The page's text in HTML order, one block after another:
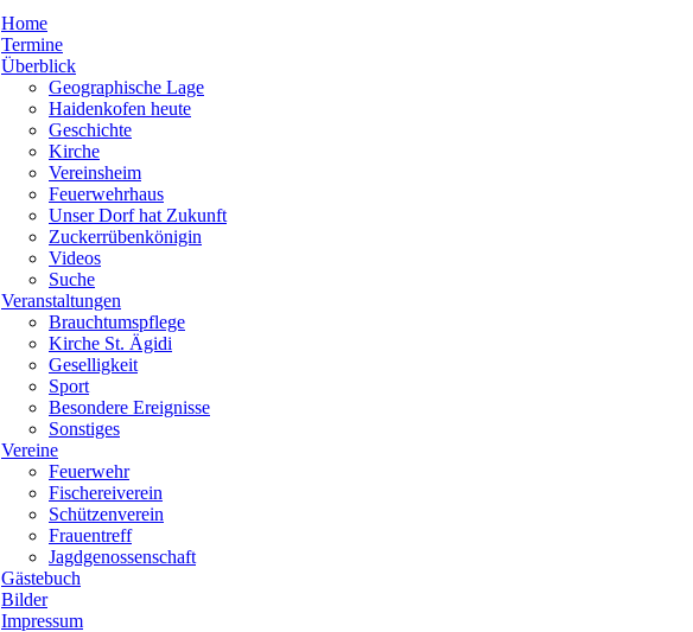
Home
Termine
Überblick
Geographische Lage
Haidenkofen heute
Geschichte
Kirche
Vereinsheim
Feuerwehrhaus
Unser Dorf hat Zukunft
Zuckerrübenkönigin
Videos
Suche
Veranstaltungen
Brauchtumspflege
Kirche St. Ägidi
Geselligkeit
Sport
Besondere Ereignisse
Sonstiges
Vereine
Feuerwehr
Fischereiverein
Schützenverein
Frauentreff
Jagdgenossenschaft
Gästebuch
Bilder
Impressum